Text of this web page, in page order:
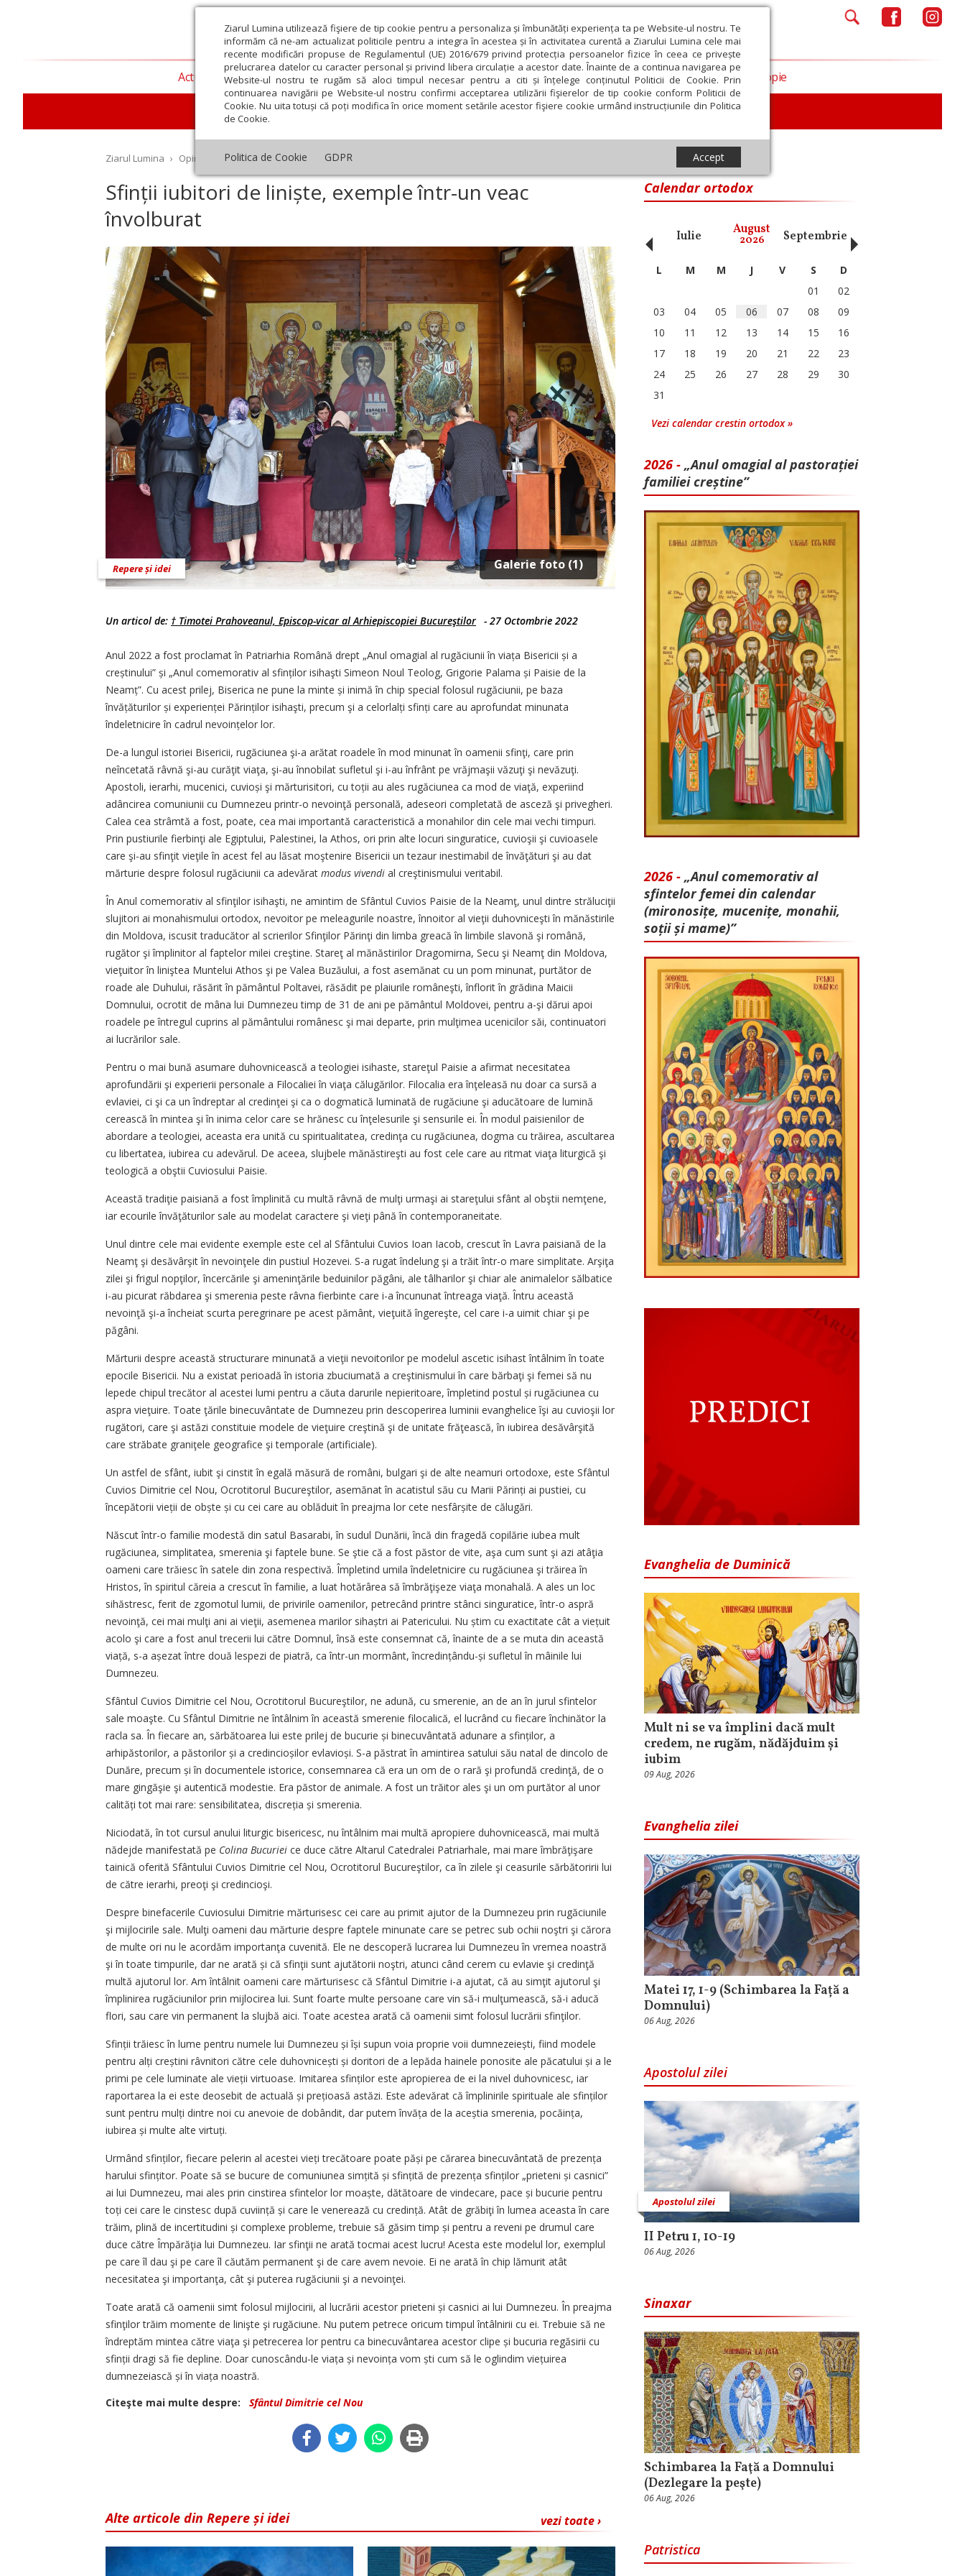
Ziarul Lumina utilizează fişiere de tip cookie pentru a personaliza și îmbunătăți experiența ta pe Website-ul nostru. Te
informăm că ne-am actualizat politicile pentru a integra în acestea și în activitatea curentă a Ziarului Lumina cele mai
recente modificări propuse de Regulamentul (UE) 2016/679 privind protecția persoanelor fizice în ceea ce privește
prelucrarea datelor cu caracter personal și privind libera circulație a acestor date. Înainte de a continua navigarea pe
Website-ul nostru te rugăm să aloci timpul necesar pentru a citi și înțelege conținutul Politicii de Cookie. Prin
continuarea navigării pe Website-ul nostru confirmi acceptarea utilizării fişierelor de tip cookie conform Politicii de
Cookie. Nu uita totuși că poți modifica în orice moment setările acestor fişiere cookie urmând instrucțiunile din Politica
de Cookie.
Politica de Cookie GDPR Accept
Actualitate religioasă Teologie și spiritualitate Educaţie și Cultură Societate Opinii
Editorial Repere și idei Pilda zilei
Filantropie
Ziarul Lumina › Opinii Repere și idei › Sfinții iubitori de liniște, exemple într-un veac învolburat
Sfinții iubitori de liniște, exemple într-un veac
învolburat
Galerie foto (1)
Repere și idei
Un articol de: † Timotei Prahoveanul, Episcop-vicar al Arhiepiscopiei Bucureştilor - 27 Octombrie 2022
Anul 2022 a fost proclamat în Patriarhia Română drept „Anul omagial al rugăciunii în viața Bisericii și a
creștinului” și „Anul comemorativ al sfinților isihaşti Simeon Noul Teolog, Grigorie Palama și Paisie de la
Neamț”. Cu acest prilej, Biserica ne pune la minte și inimă în chip special folosul rugăciunii, pe baza
învățăturilor și experienței Părinților isihaşti, precum şi a celorlalți sfinți care au aprofundat minunata
îndeletnicire în cadrul nevoințelor lor.
De-a lungul istoriei Bisericii, rugăciunea şi-a arătat roadele în mod minunat în oamenii sfinţi, care prin
neîncetată râvnă şi-au curăţit viaţa, şi-au înnobilat sufletul şi i-au înfrânt pe vrăjmaşii văzuţi şi nevăzuţi.
Apostoli, ierarhi, mucenici, cuvioși şi mărturisitori, cu toții au ales rugăciunea ca mod de viaţă, experiind
adâncirea comuniunii cu Dumnezeu printr-o nevoinţă personală, adeseori completată de asceză şi privegheri.
Calea cea strâmtă a fost, poate, cea mai importantă caracteristică a monahilor din cele mai vechi timpuri.
Prin pustiurile fierbinţi ale Egiptului, Palestinei, la Athos, ori prin alte locuri singuratice, cuvioşii şi cuvioasele
care şi-au sfinţit vieţile în acest fel au lăsat moştenire Bisericii un tezaur inestimabil de învăţături şi au dat
mărturie despre folosul rugăciunii ca adevărat modus vivendi al creştinismului veritabil.
În Anul comemorativ al sfinţilor isihaşti, ne amintim de Sfântul Cuvios Paisie de la Neamţ, unul dintre străluciţii
slujitori ai monahismului ortodox, nevoitor pe meleagurile noastre, înnoitor al vieţii duhovniceşti în mănăstirile
din Moldova, iscusit traducător al scrierilor Sfinţilor Părinţi din limba greacă în limbile slavonă şi română,
rugător şi împlinitor al faptelor milei creştine. Stareţ al mănăstirilor Dragomirna, Secu şi Neamţ din Moldova,
vieţuitor în liniştea Muntelui Athos şi pe Valea Buzăului, a fost asemănat cu un pom minunat, purtător de
roade ale Duhului, răsărit în pământul Poltavei, răsădit pe plaiurile româneşti, înflorit în grădina Maicii
Domnului, ocrotit de mâna lui Dumnezeu timp de 31 de ani pe pământul Moldovei, pentru a-şi dărui apoi
roadele pe întregul cuprins al pământului românesc şi mai departe, prin mulţimea ucenicilor săi, continuatori
ai lucrărilor sale.
Pentru o mai bună asumare duhovnicească a teologiei isihaste, stareţul Paisie a afirmat necesitatea
aprofundării şi experierii personale a Filocaliei în viaţa călugărilor. Filocalia era înţeleasă nu doar ca sursă a
evlaviei, ci şi ca un îndreptar al credinţei şi ca o dogmatică luminată de rugăciune şi aducătoare de lumină
cerească în mintea şi în inima celor care se hrănesc cu înţelesurile şi sensurile ei. În modul paisienilor de
abordare a teologiei, aceasta era unită cu spiritualitatea, credinţa cu rugăciunea, dogma cu trăirea, ascultarea
cu libertatea, iubirea cu adevărul. De aceea, slujbele mănăstireşti au fost cele care au ritmat viaţa liturgică şi
teologică a obştii Cuviosului Paisie.
Această tradiţie paisiană a fost împlinită cu multă râvnă de mulţi urmaşi ai stareţului sfânt al obştii nemţene,
iar ecourile învăţăturilor sale au modelat caractere şi vieţi până în contemporaneitate.
Unul dintre cele mai evidente exemple este cel al Sfântului Cuvios Ioan Iacob, crescut în Lavra paisiană de la
Neamţ şi desăvârşit în nevoinţele din pustiul Hozevei. S-a rugat îndelung şi a trăit într-o mare simplitate. Arşiţa
zilei şi frigul nopţilor, încercările şi ameninţările beduinilor păgâni, ale tâlharilor şi chiar ale animalelor sălbatice
i-au picurat răbdarea şi smerenia peste râvna fierbinte care i-a încununat întreaga viaţă. Întru această
nevoinţă şi-a încheiat scurta peregrinare pe acest pământ, vieţuită îngereşte, cel care i-a uimit chiar şi pe
păgâni.
Mărturii despre această structurare minunată a vieţii nevoitorilor pe modelul ascetic isihast întâlnim în toate
epocile Bisericii. Nu a existat perioadă în istoria zbuciumată a creştinismului în care bărbaţi şi femei să nu
lepede chipul trecător al acestei lumi pentru a căuta darurile nepieritoare, împletind postul și rugăciunea cu
aspra vieţuire. Toate ţările binecuvântate de Dumnezeu prin descoperirea luminii evanghelice îşi au cuvioşii lor
rugători, care şi astăzi constituie modele de vieţuire creştină şi de unitate frăţească, în iubirea desăvârşită
care străbate graniţele geografice şi temporale (artificiale).
Un astfel de sfânt, iubit şi cinstit în egală măsură de români, bulgari şi de alte neamuri ortodoxe, este Sfântul
Cuvios Dimitrie cel Nou, Ocrotitorul Bucureştilor, asemănat în acatistul său cu Marii Părinți ai pustiei, cu
începătorii vieții de obște și cu cei care au oblăduit în preajma lor cete nesfârșite de călugări.
Născut într-o familie modestă din satul Basarabi, în sudul Dunării, încă din fragedă copilărie iubea mult
rugăciunea, simplitatea, smerenia şi faptele bune. Se ştie că a fost păstor de vite, aşa cum sunt şi azi atâţia
oameni care trăiesc în satele din zona respectivă. Împletind umila îndeletnicire cu rugăciunea şi trăirea în
Hristos, în spiritul căreia a crescut în familie, a luat hotărârea să îmbrăţişeze viaţa monahală. A ales un loc
sihăstresc, ferit de zgomotul lumii, de privirile oamenilor, petrecând printre stânci singuratice, într-o aspră
nevoinţă, cei mai mulţi ani ai vieţii, asemenea marilor sihaștri ai Patericului. Nu știm cu exactitate cât a viețuit
acolo şi care a fost anul trecerii lui către Domnul, însă este consemnat că, înainte de a se muta din această
viață, s-a așezat între două lespezi de piatră, ca într-un mormânt, încredințându-și sufletul în mâinile lui
Dumnezeu.
Sfântul Cuvios Dimitrie cel Nou, Ocrotitorul Bucureştilor, ne adună, cu smerenie, an de an în jurul sfintelor
sale moaşte. Cu Sfântul Dimitrie ne întâlnim în această smerenie filocalică, el lucrând cu fiecare închinător la
racla sa. În fiecare an, sărbătoarea lui este prilej de bucurie și binecuvântată adunare a sfinților, a
arhipăstorilor, a păstorilor și a credincioșilor evlavioși. S-a păstrat în amintirea satului său natal de dincolo de
Dunăre, precum și în documentele istorice, consemnarea că era un om de o rară şi profundă credinţă, de o
mare gingăşie şi autentică modestie. Era păstor de animale. A fost un trăitor ales şi un om purtător al unor
calități tot mai rare: sensibilitatea, discreția și smerenia.
Niciodată, în tot cursul anului liturgic bisericesc, nu întâlnim mai multă apropiere duhovnicească, mai multă
nădejde manifestată pe Colina Bucuriei ce duce către Altarul Catedralei Patriarhale, mai mare îmbrăţişare
tainică oferită Sfântului Cuvios Dimitrie cel Nou, Ocrotitorul Bucureştilor, ca în zilele şi ceasurile sărbătoririi lui
de către ierarhi, preoţi şi credincioşi.
Despre binefacerile Cuviosului Dimitrie mărturisesc cei care au primit ajutor de la Dumnezeu prin rugăciunile
şi mijlocirile sale. Mulţi oameni dau mărturie despre faptele minunate care se petrec sub ochii noştri şi cărora
de multe ori nu le acordăm importanţa cuvenită. Ele ne descoperă lucrarea lui Dumnezeu în vremea noastră
şi în toate timpurile, dar ne arată și că sfinţii sunt ajutătorii noştri, atunci când cerem cu evlavie şi credinţă
multă ajutorul lor. Am întâlnit oameni care mărturisesc că Sfântul Dimitrie i-a ajutat, că au simţit ajutorul şi
împlinirea rugăciunilor prin mijlocirea lui. Sunt foarte multe persoane care vin să-i mulţumească, să-i aducă
flori, sau care vin permanent la slujbă aici. Toate acestea arată că oamenii simt folosul lucrării sfinţilor.
Sfinții trăiesc în lume pentru numele lui Dumnezeu și își supun voia proprie voii dumnezeiești, fiind modele
pentru alți creștini râvnitori către cele duhovnicești și doritori de a lepăda hainele ponosite ale păcatului și a le
primi pe cele luminate ale vieții virtuoase. Imitarea sfinților este apropierea de ei la nivel duhovnicesc, iar
raportarea la ei este deosebit de actuală și prețioasă astăzi. Este adevărat că împlinirile spirituale ale sfinților
sunt pentru mulți dintre noi cu anevoie de dobândit, dar putem învăța de la aceștia smerenia, pocăința,
iubirea și multe alte virtuți.
Urmând sfinților, fiecare pelerin al acestei vieți trecătoare poate păși pe cărarea binecuvântată de prezența
harului sfințitor. Poate să se bucure de comuniunea sim­țită și sfințită de prezența sfinților „prieteni și casnici”
ai lui Dumnezeu, mai ales prin cinstirea sfintelor lor moaște, dătătoare de vindecare, pace și bucurie pentru
toți cei care le cinstesc după cuviință și care le venerează cu credință. Atât de grăbiţi în lumea aceasta în care
trăim, plină de incertitudini și complexe probleme, trebuie să găsim timp și pentru a reveni pe drumul care
duce către Împărăţia lui Dumnezeu. Iar sfinţii ne arată tocmai acest lucru! Acesta este modelul lor, exemplul
pe care îl dau şi pe care îl căutăm permanent şi de care avem nevoie. Ei ne arată în chip lămurit atât
necesitatea şi importanţa, cât şi puterea rugăciunii şi a nevoinţei.
Toate arată că oamenii simt folosul mijlocirii, al lucrării acestor prieteni și casnici ai lui Dumnezeu. În preajma
sfinţilor trăim momente de linişte şi rugăciune. Nu putem petrece oricum timpul întâlnirii cu ei. Trebuie să ne
îndreptăm mintea către viaţa şi petrecerea lor pentru ca binecuvântarea acestor clipe și bucuria regăsirii cu
sfinții dragi să fie depline. Doar cunoscându-le viața și nevoința vom ști cum să le oglindim viețuirea
dumnezeiască și în viața noastră.
Citeşte mai multe despre:
Sfântul Dimitrie cel Nou
vezi toate ›
Alte articole din Repere și idei
Calendar ortodox
Iulie August
2026 Septembrie Octombrie
‹ L M M J V S
D
01
02
03
04 05 06 07 08
09
10
11 12 13 14 15
16
17
18 19 20 21 22
23
24
25 26 27 28 29
30
31
Vezi calendar crestin ortodox »
2026 - „Anul omagial al pastorației
familiei creștine”
2026 - „Anul comemorativ al
sfintelor femei din calendar
(mironosițe, mu­cenițe, monahii,
soții și mame)”
Evanghelia de Duminică
Mult ni se va împlini dacă mult
credem, ne rugăm, nădăjduim și
iubim
09 Aug, 2026
Evanghelia zilei
Matei 17, 1-9 (Schimbarea la Față a
Domnului)
06 Aug, 2026
Apostolul zilei
Apostolul zilei
II Petru 1, 10-19
06 Aug, 2026
Sinaxar
Schimbarea la Faţă a Domnului
(Dezlegare la peşte)
06 Aug, 2026
Patristica